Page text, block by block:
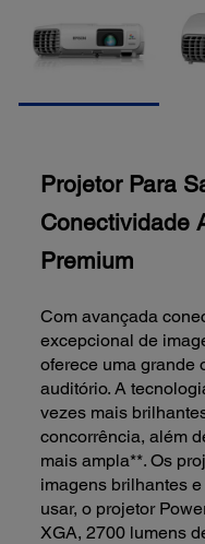
Projetor Para
Conectividade
Premium
Com avançada
excepcional de
oferece uma grande
auditório. A
vezes mais
concorrência, além
mais ampla**. Os
imagens brilhantes
usar, o projetor
XGA, 2700 lumens